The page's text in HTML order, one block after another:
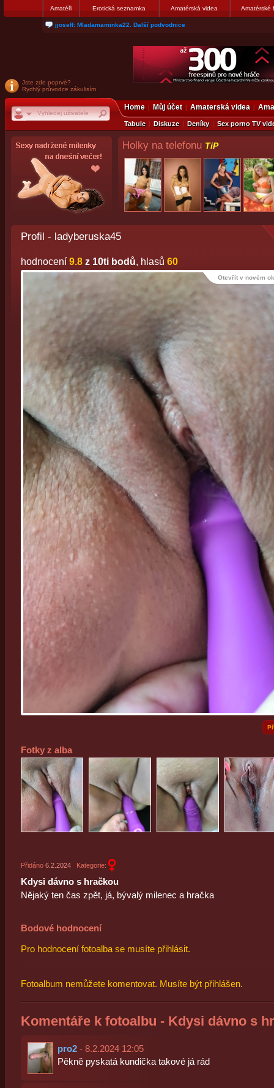
Amatéři Erotická seznamka Amatérská videa Amatérské
matthew007: kuknite moju galerku
Jste zde poprvé?
Rychlý průvodce zákulisím
Home Můj účet Amaterská videa
Tabule Diskuze Deníky Sex porno TV
Holky na telefonu TiP
Profil - ladyberuska45
hodnocení9.8z 10ti bodů, hlasů 60
Otevřít v novém
Fotky z alba
Přidáno 6.2.2024 Kategorie:
Kdysi dávno s hračkou
Nějaký ten čas zpět, já, bývalý milenec a hračka
Bodové hodnocení
Pro hodnocení fotoalba se musíte přihlásit.
Fotoalbum nemůžete komentovat. Musíte být přihlášen.
Komentáře k fotoalbu - Kdysi dávno s
pro2- 8.2.2024 12:05
Pěkně pyskatá kundička takové já rád